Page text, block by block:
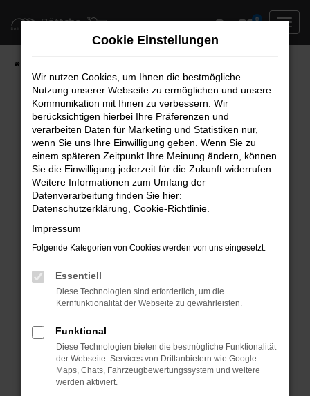
Zum
springen
0
Fehler: Network Error
Beim Laden ist ein Fehler aufgetreten.
Hier sind ein paar Tipps, die dir helfen können:
Überprüfe deine Firewall und deine
Internetverbindung.
Laden andere Webseiten, zum Beispiel deine
Manche Erweiterungen, wie Werbeblocker,
können das Laden bestimmter Seiten
verhindern. Funktioniert die Seite in einem
Fenster?
Starte dein Gerät neu.
Das kann manchmal helfen, vorübergehende
Probleme zu beheben.
Cookie Einstellungen
Wir nutzen Cookies, um Ihnen die bestmögliche
Nutzung unserer Webseite zu ermöglichen und unsere
Kommunikation mit Ihnen zu verbessern. Wir
berücksichtigen hierbei Ihre Präferenzen und
verarbeiten Daten für Marketing und Statistiken nur,
wenn Sie uns Ihre Einwilligung geben. Wenn Sie zu
einem späteren Zeitpunkt Ihre Meinung ändern, können
Sie die Einwilligung jederzeit für die Zukunft widerrufen.
Weitere Informationen zum Umfang der
Datenverarbeitung finden Sie hier:
Datenschutzerklärung Cookie-Richtlinie
Impressum
Folgende Kategorien von Cookies werden von uns eingesetzt:
Essentiell
Diese Technologien sind erforderlich, um die
Kernfunktionalität der Webseite zu gewährleisten.
Funktional
Diese Technologien bieten die bestmögliche Funktionalität
der Webseite. Services von Drittanbietern wie Google
Maps, Chats, Fahrzeugbewertungssystem und weitere
werden aktiviert.